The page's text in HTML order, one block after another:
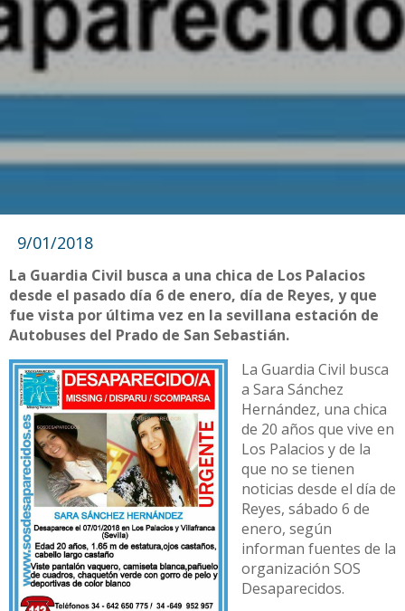
9/01/2018
La Guardia Civil busca a una chica de Los Palacios
desde el pasado día 6 de enero, día de Reyes, y que
fue vista por última vez en la sevillana estación de
Autobuses del Prado de San Sebastián.
La Guardia Civil busca
a Sara Sánchez
Hernández, una chica
de 20 años que vive en
Los Palacios y de la
que no se tienen
noticias desde el día de
Reyes, sábado 6 de
enero, según
informan fuentes de la
organización SOS
Desaparecidos.